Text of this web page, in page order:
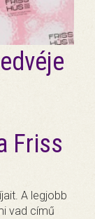
Friss
A legjobb
vad című